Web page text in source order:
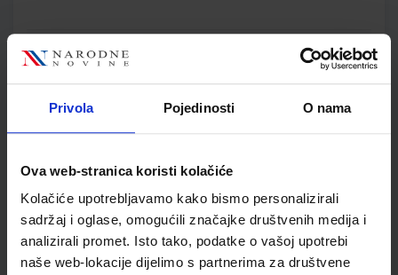
Privola Pojedinosti O nama
Ova web-stranica koristi kolačiće
Kolačiće upotrebljavamo kako bismo personalizirali
sadržaj i oglase, omogućili značajke društvenih medija i
analizirali promet. Isto tako, podatke o vašoj upotrebi
naše web-lokacije dijelimo s partnerima za društvene
MATEMATIČKA MREŽA 1; nastavni listići iz matematike za prvi
razred osnovne škole
Nakladnik: ŠKOLSKA KNJIGA d.d. Registarski broj ministarstva:6110-
ŠIFRA OMOTA:
Udžbenik